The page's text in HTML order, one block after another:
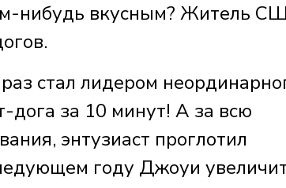
нибудь вкусным? Житель
стал лидером
дога за 10 минут! А за всю
энтузиаст проглотил
году Джоуи